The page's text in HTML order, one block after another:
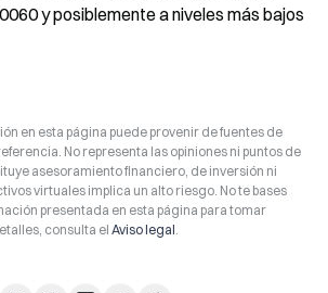
y posiblemente a niveles más bajos
en esta página puede provenir de fuentes de
No representa las opiniones ni puntos de
asesoramiento financiero, de inversión ni
virtuales implica un alto riesgo. No te bases
presentada en esta página para tomar
consulta el Aviso legal.